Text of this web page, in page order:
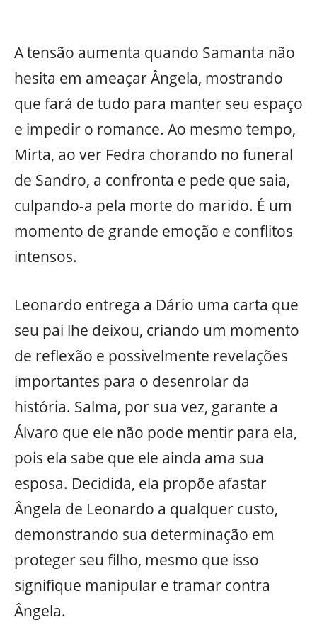
A tensão aumenta quando Samanta não
hesita em ameaçar Ângela, mostrando
que fará de tudo para manter seu espaço
e impedir o romance. Ao mesmo tempo,
Mirta, ao ver Fedra chorando no funeral
de Sandro, a confronta e pede que saia,
culpando-a pela morte do marido. É um
momento de grande emoção e conflitos
intensos.
Leonardo entrega a Dário uma carta que
seu pai lhe deixou, criando um momento
de reflexão e possivelmente revelações
importantes para o desenrolar da
história. Salma, por sua vez, garante a
Álvaro que ele não pode mentir para ela,
pois ela sabe que ele ainda ama sua
esposa. Decidida, ela propõe afastar
Ângela de Leonardo a qualquer custo,
demonstrando sua determinação em
proteger seu filho, mesmo que isso
signifique manipular e tramar contra
Ângela.